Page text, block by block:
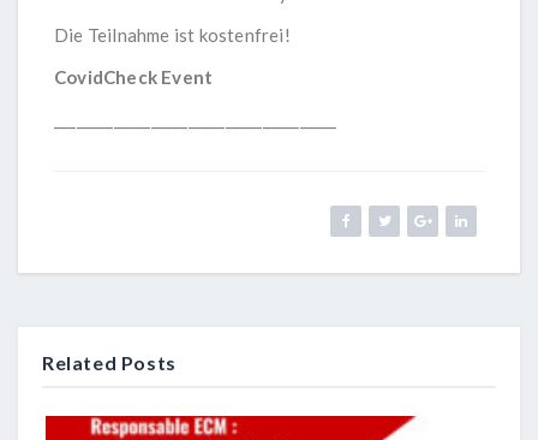
Die Teilnahme ist kostenfrei!
CovidCheck Event
Related Posts